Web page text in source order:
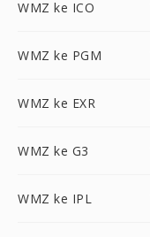
WMZ ke ICO
WMZ ke PGM
WMZ ke EXR
WMZ ke G3
WMZ ke IPL